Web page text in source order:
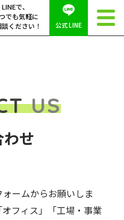
LINEで、
でも気軽に
談ください！
公式 LINE
US
せ
ームからお願いしま
フィス」「工場・事業